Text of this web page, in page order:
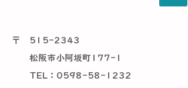
〒
515-2343
松阪市小阿坂町177-1
TEL：0598-58-1232